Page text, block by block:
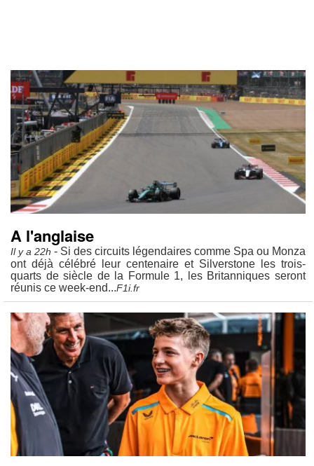
A l'anglaise
Il y a 22h - Si des circuits légendaires comme Spa ou Monza
ont déjà célébré leur centenaire et Silverstone les trois-
quarts de siècle de la Formule 1, les Britanniques seront
réunis ce week-end...F1i.fr